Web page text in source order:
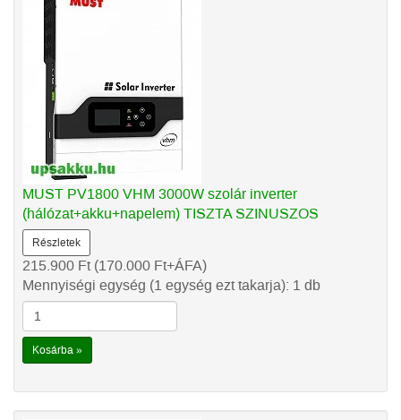
MUST PV1800 VHM 3000W szolár inverter
(hálózat+akku+napelem) TISZTA SZINUSZOS
Részletek
215.900 Ft(170.000 Ft+ÁFA)
Mennyiségi egység (1 egység ezt takarja): 1 db
Kosárba »